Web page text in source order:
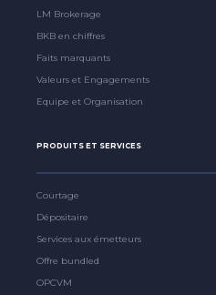
LM Brokerage
BKB en chiffres
Faits marquants
Valeurs et Engagements
Equipe et Organisation
PRODUITS ET SERVICES
Courtage
Dépositaire
Services aux émetteurs
Offre bundled
OPCVM